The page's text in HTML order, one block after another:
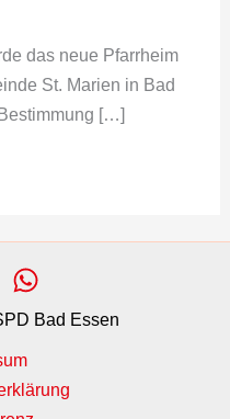
das neue Pfarrheim
St. Marien in Bad
[…]
Bad Essen